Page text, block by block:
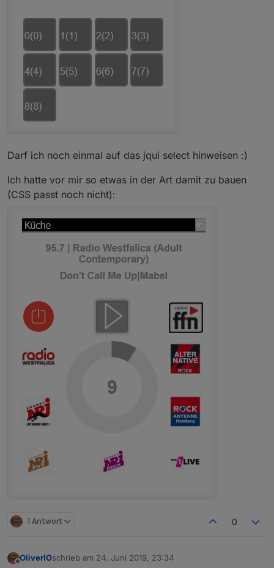
Darf ich noch einmal auf das jqui select hinweisen :)
Ich hatte vor mir so etwas in der Art damit zu bauen
(CSS passt noch nicht):
1 Antwort 0
OliverIOschrieb am 24. Juni 2019, 23:34
zuletzt editiert von